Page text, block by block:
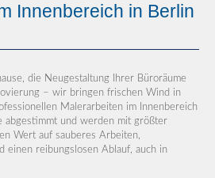
Innenbereich in Berlin
die Neugestaltung Ihrer Büroräume
– wir bringen frischen Wind in
Malerarbeiten im Innenbereich
abgestimmt und werden mit größter
Wert auf sauberes Arbeiten,
einen reibungslosen Ablauf, auch in